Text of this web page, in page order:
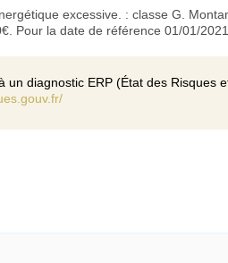
excessive. : classe G.
Pour la date de référence 01/01/2021.
un diagnostic ERP (État des Risques